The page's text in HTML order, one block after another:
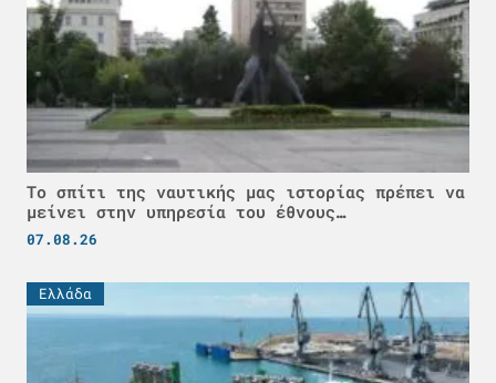
Το σπίτι της ναυτικής μας ιστορίας πρέπει να
μείνει στην υπηρεσία του έθνους…
07.08.26
Ελλάδα